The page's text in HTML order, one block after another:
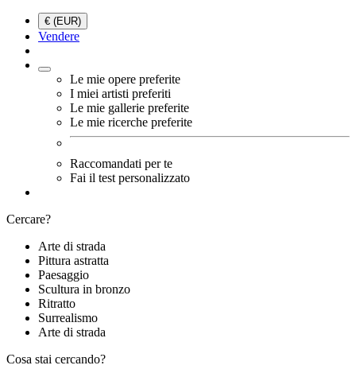
€ (EUR)
Vendere
Le mie opere preferite
I miei artisti preferiti
Le mie gallerie preferite
Le mie ricerche preferite
Raccomandati per te
Fai il test personalizzato
Cercare?
Arte di strada
Pittura astratta
Paesaggio
Scultura in bronzo
Ritratto
Surrealismo
Arte di strada
Cosa stai cercando?